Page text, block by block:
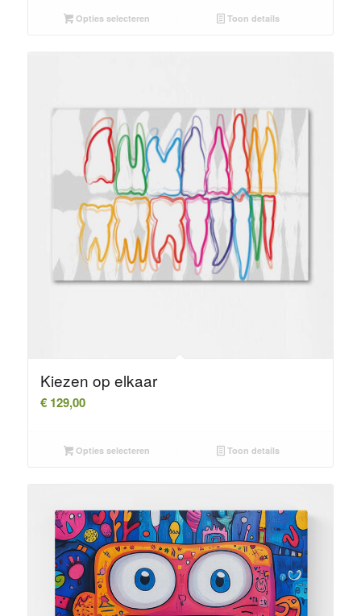
Opties selecteren Toon details
Kiezen op elkaar
€129,00
Opties selecteren Toon details